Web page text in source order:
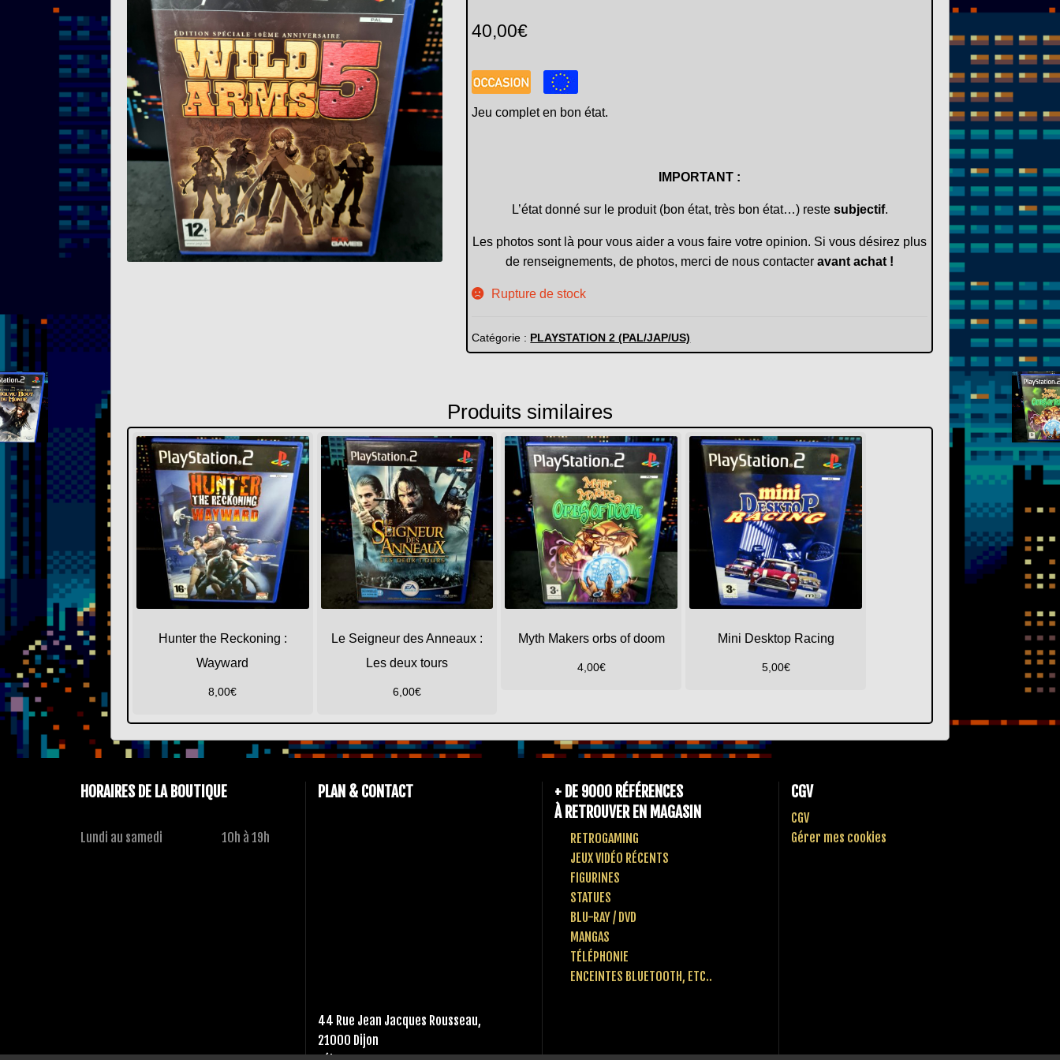
40,00€
Jeu complet en bon état.
IMPORTANT :
L’état donné sur le produit (bon état, très bon état…) reste subjectif.
Les photos sont là pour vous aider a vous faire votre opinion. Si vous désirez plus
de renseignements, de photos, merci de nous contacteravant achat !
Rupture de stock
Catégorie : PLAYSTATION 2 (PAL/JAP/US)
Produits similaires
Hunter the Reckoning :
Wayward
8,00€
Le Seigneur des Anneaux :
Les deux tours
6,00€
Myth Makers orbs of doom
4,00€
Mini Desktop Racing
5,00€
HORAIRES DE LA BOUTIQUE
Lundi au samedi 10h à 19h
PLAN & CONTACT
44 Rue Jean Jacques Rousseau,
21000 Dijon
+ DE 9000 RÉFÉRENCES
À RETROUVER EN MAGASIN
RETROGAMING
JEUX VIDÉO RÉCENTS
FIGURINES
STATUES
BLU-RAY / DVD
MANGAS
TÉLÉPHONIE
ENCEINTES BLUETOOTH, ETC..
CGV
CGV
Gérer mes cookies